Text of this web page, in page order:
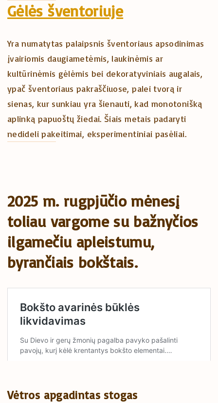
Gėlės šventoriuje
Yra numatytas palaipsnis šventoriaus apsodinimas
įvairiomis daugiametėmis, laukinėmis ar
kultūrinėmis gėlėmis bei dekoratyviniais augalais,
ypač šventoriaus pakraščiuose, palei tvorą ir
sienas, kur sunkiau yra šienauti, kad monotonišką
aplinką papuoštų žiedai. Šiais metais padaryti
nedideli pakeitimai, eksperimentiniai pasėliai.
2025 m. rugpjūčio mėnesį
toliau vargome su bažnyčios
ilgamečiu apleistumu,
byrančiais bokštais.
Vėtros apgadintas stogas